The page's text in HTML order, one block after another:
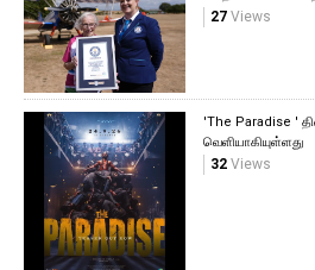
27Views
'The Paradise '
வெளியாகியுள்ளது
32Views